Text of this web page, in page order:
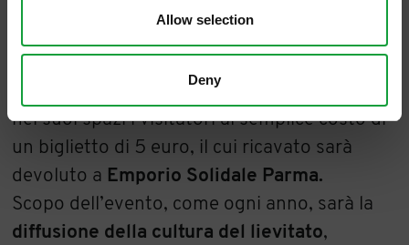
Allow selection
Deny
, la “Notte” accoglierà
nei suoi spazi i visitatori al semplice costo di
un biglietto di 5 euro, il cui ricavato sarà
devoluto a Emporio Solidale Parma.
Scopo dell’evento, come ogni anno, sarà la
diffusione della cultura del lievitato,